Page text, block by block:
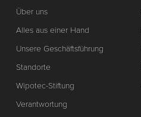
Über uns
Alles aus einer Hand
Unsere Geschäftsführung
Standorte
Wipotec-Stiftung
Verantwortung